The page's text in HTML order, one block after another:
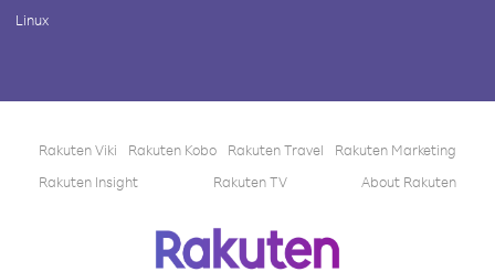
Linux
Rakuten Viki Rakuten Kobo Rakuten Travel
Rakuten Marketing
Rakuten Insight
Rakuten TV About Rakuten